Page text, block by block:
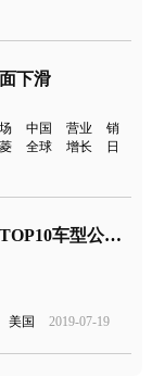
下滑
中国 营业
销
全球 增长
日
2019年上半年美国畅销TOP10车型公布，德系全军覆没，卡罗拉垫底
美国 2019-07-19